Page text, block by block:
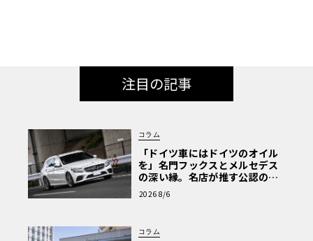
注目の記事
コラム
「ドイツ車にはドイツのオイル
を」名門フックスとメルセデス
の深い縁。名店が推す公認の安
心と、Cクラスで味わうシルキー
な走り〈PR〉
2026 8/6
コラム